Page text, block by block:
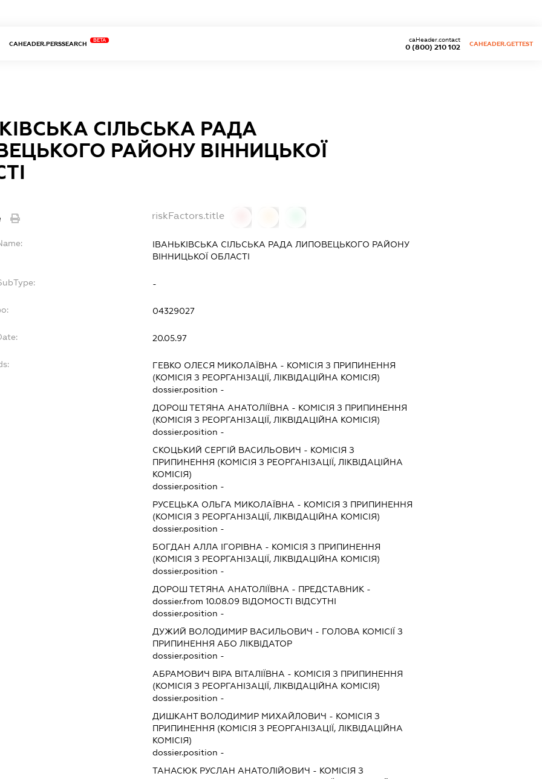
CAHEADER.PERSSEARCH
BETA
0 (800) 210 102
caHeader.contact
CAHEADER.GETTEST
СІЛЬСЬКА РАДА
РАЙОНУ ВІННИЦЬКОЇ
riskFactors.title
ІВАНЬКІВСЬКА СІЛЬСЬКА РАДА ЛИПОВЕЦЬКОГО РАЙОНУ
ВІННИЦЬКОЇ ОБЛАСТІ
-
04329027
20.05.97
ГЕВКО ОЛЕСЯ МИКОЛАЇВНА - КОМІСІЯ З ПРИПИНЕННЯ
(КОМІСІЯ З РЕОРГАНІЗАЦІЇ, ЛІКВІДАЦІЙНА КОМІСІЯ)
dossier.position -
ДОРОШ ТЕТЯНА АНАТОЛІЇВНА - КОМІСІЯ З ПРИПИНЕННЯ
(КОМІСІЯ З РЕОРГАНІЗАЦІЇ, ЛІКВІДАЦІЙНА КОМІСІЯ)
dossier.position -
СКОЦЬКИЙ СЕРГІЙ ВАСИЛЬОВИЧ - КОМІСІЯ З
ПРИПИНЕННЯ (КОМІСІЯ З РЕОРГАНІЗАЦІЇ, ЛІКВІДАЦІЙНА
КОМІСІЯ)
dossier.position -
РУСЕЦЬКА ОЛЬГА МИКОЛАЇВНА - КОМІСІЯ З ПРИПИНЕННЯ
(КОМІСІЯ З РЕОРГАНІЗАЦІЇ, ЛІКВІДАЦІЙНА КОМІСІЯ)
dossier.position -
БОГДАН АЛЛА ІГОРІВНА - КОМІСІЯ З ПРИПИНЕННЯ
(КОМІСІЯ З РЕОРГАНІЗАЦІЇ, ЛІКВІДАЦІЙНА КОМІСІЯ)
dossier.position -
ДОРОШ ТЕТЯНА АНАТОЛІЇВНА - ПРЕДСТАВНИК-
dossier.from 10.08.09 ВІДОМОСТІ ВІДСУТНІ
dossier.position -
ДУЖИЙ ВОЛОДИМИР ВАСИЛЬОВИЧ - ГОЛОВА КОМІСІЇ З
ПРИПИНЕННЯ АБО ЛІКВІДАТОР
dossier.position -
АБРАМОВИЧ ВІРА ВІТАЛІЇВНА - КОМІСІЯ З ПРИПИНЕННЯ
(КОМІСІЯ З РЕОРГАНІЗАЦІЇ, ЛІКВІДАЦІЙНА КОМІСІЯ)
dossier.position -
ДИШКАНТ ВОЛОДИМИР МИХАЙЛОВИЧ - КОМІСІЯ З
ПРИПИНЕННЯ (КОМІСІЯ З РЕОРГАНІЗАЦІЇ, ЛІКВІДАЦІЙНА
КОМІСІЯ)
dossier.position -
ТАНАСЮК РУСЛАН АНАТОЛІЙОВИЧ - КОМІСІЯ З